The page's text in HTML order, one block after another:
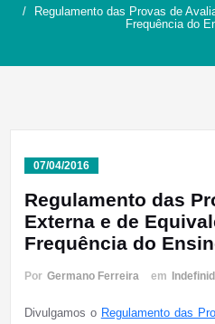
Regulamento das Provas de
Frequência do
07/04/2016
Regulamento das
Externa e de
Frequência do
Por Germano Ferreira em
Divulgamos o Regulamento das